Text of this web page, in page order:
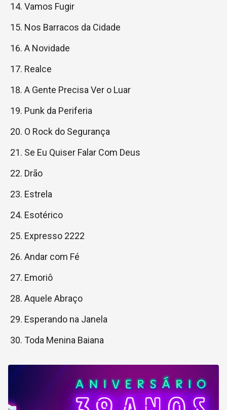
Vamos Fugir
Nos Barracos da Cidade
A Novidade
Realce
A Gente Precisa Ver o Luar
Punk da Periferia
O Rock do Segurança
Se Eu Quiser Falar Com Deus
Drão
Estrela
Esotérico
Expresso 2222
Andar com Fé
Emoriô
Aquele Abraço
Esperando na Janela
Toda Menina Baiana